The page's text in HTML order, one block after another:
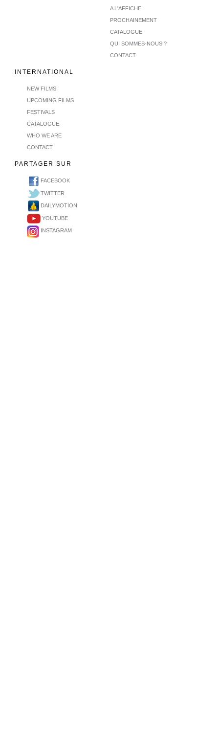
A L'AFFICHE
PROCHAINEMENT
CATALOGUE
QUI SOMMES-NOUS ?
CONTACT
INTERNATIONAL
NEW FILMS
UPCOMING FILMS
FESTIVALS
CATALOGUE
WHO WE ARE
CONTACT
PARTAGER SUR
FACEBOOK
TWITTER
DAILYMOTION
YOUTUBE
INSTAGRAM